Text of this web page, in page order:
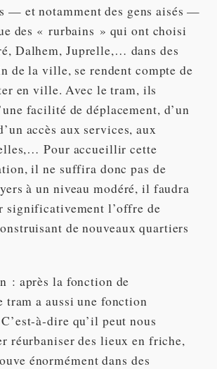
— et notamment des gens aisés —
des « rurbains » qui ont choisi
Dalhem, Juprelle,… dans des
de la ville, se rendent compte de
en ville. Avec le tram, ils
facilité de déplacement, d’un
accès aux services, aux
Pour accueillir cette
il ne suffira donc pas de
à un niveau modéré, il faudra
significativement l’offre de
de nouveaux quartiers
: après la fonction de
a aussi une fonction
à-dire qu’il peut nous
réurbaniser des lieux en friche,
énormément dans des